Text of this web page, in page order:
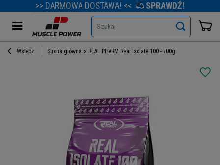
>> DARMOWA DOSTAWA! << SPRAWDŹ!
Szukaj
Wstecz Strona główna REAL PHARM Real Isolate 100 - 700g